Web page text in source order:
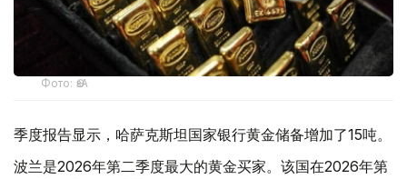
Фото: ӨзА
季度报告显示，哈萨克斯坦国家银行黄金储备增加了15吨。
波兰是2026年第二季度最大的黄金买家。该国在2026年第